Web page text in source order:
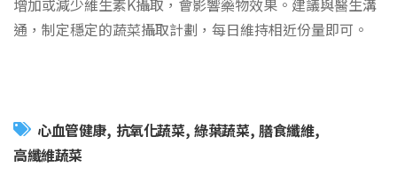
通，制定穩定的蔬菜攝取計劃，每日維持相近份量即可。
心血管健康 抗氧化蔬菜 綠葉蔬菜 膳食纖維
高纖維蔬菜